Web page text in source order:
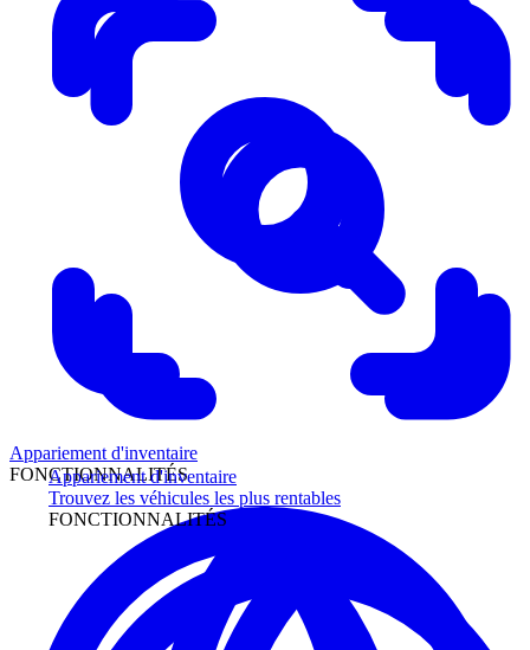
Appariement d'inventaire
Trouvez les véhicules les plus rentables
FONCTIONNALITÉS
Appariement d'inventaire
FONCTIONNALITÉS